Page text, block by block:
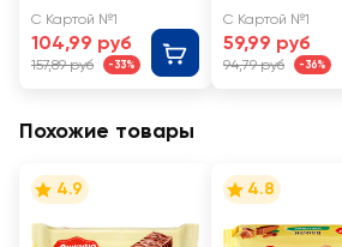
С Картой №1
104,99 руб
157,89 руб -33%
кремом
С Картой №1
59,99 руб
94,79 руб -36%
Похожие товары
4.9 4.8